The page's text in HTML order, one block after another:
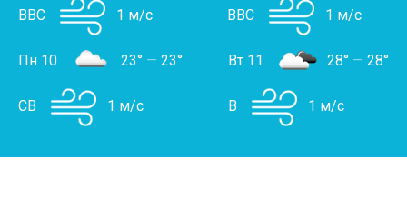
ВВС 1 м/с ВВС 1 м/с
Пн 10 23° — 23°
СВ 1 м/с
Вт 11 28° — 28°
В 1 м/с